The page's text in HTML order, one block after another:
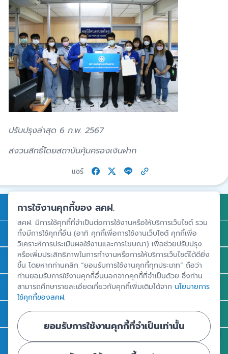
ปรับปรุงล่าสุด 6 ก.พ. 2567
สงวนสิทธิ์โดยสถาบันคุ้มครองเงินฝาก
แชร์
การคุ้มครองเงินฝาก
ถาม - ตอบ
ความรู้
ข่าวและสื่อประชาสัมพันธ์
รู้จัก สคฝ.
ติดต่อ สคฝ.
การใช้งานคุกกี้ของ สคฝ.
สคฝ. มีการใช้คุกกี้ที่จำเป็นต่อการใช้งานหรือให้บริการเว็บไซต์ รวม
ทั้งมีการใช้คุกกี้อื่น (อาทิ คุกกี้เพื่อการใช้งานเว็บไซต์ คุกกี้เพื่อ
วิเคราะห์การประเมินผลใช้งานและการโฆษณา) เพื่อช่วยปรับปรุง
หรือเพิ่มประสิทธิภาพในการทำงานหรือการให้บริการเว็บไซต์ได้ดียิ่ง
ขึ้น โดยหากท่านคลิก “ยอมรับการใช้งานคุกกี้ทุกประเภท” ถือว่า
ท่านยอมรับการใช้งานคุกกี้อื่นนอกจากคุกกี้ที่จำเป็นด้วย ซึ่งท่าน
สามารถศึกษารายละเอียดเกี่ยวกับคุกกี้เพิ่มเติมได้จาก นโยบายการ
ใช้คุกกี้ของสคฝ.
ยอมรับการใช้งานคุกกี้ที่จำเป็นเท่านั้น